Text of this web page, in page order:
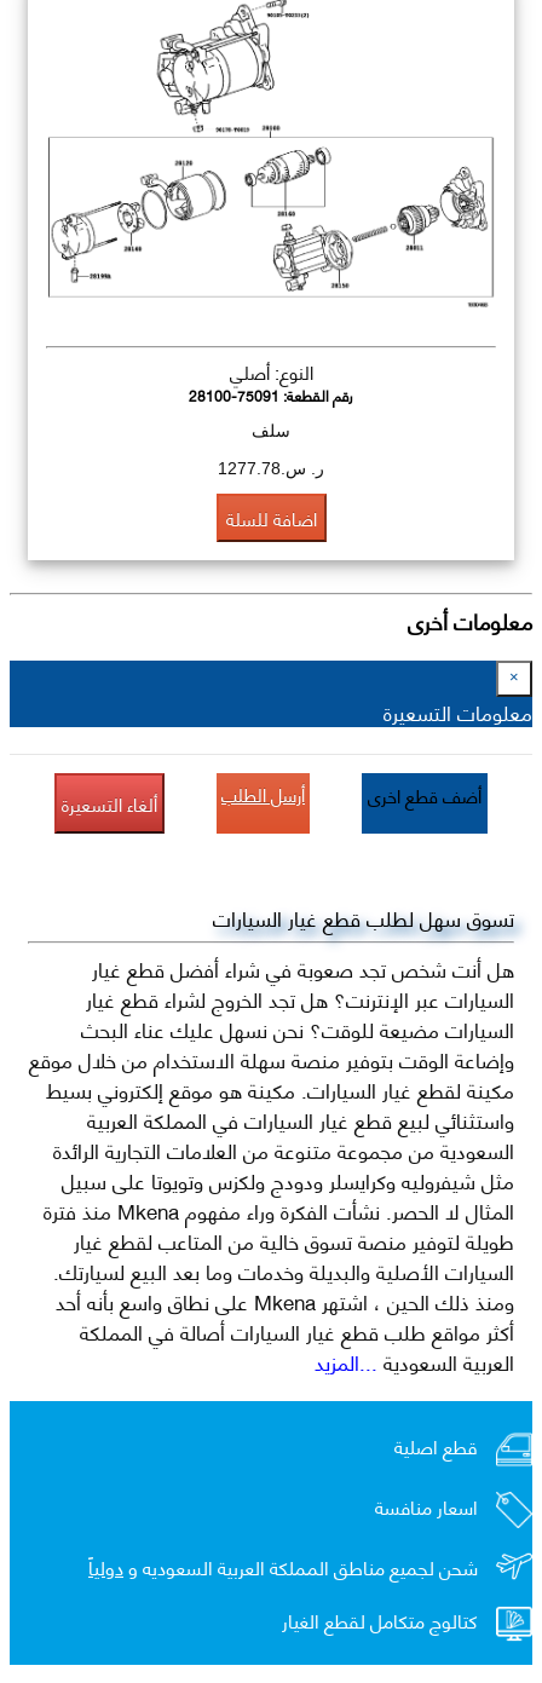
النوع: أصلي
رقم القطعة:28100-75091
سلف
ر. س.1277.78
اضافة للسلة
معلومات أخرى
×
معلومات التسعيرة
أضف قطع اخرى أرسل الطلب ألغاء التسعيرة
تسوق سهل لطلب قطع غيار السيارات
هل أنت شخص تجد صعوبة في شراء أفضل قطع غيار
السيارات عبر الإنترنت؟ هل تجد الخروج لشراء قطع غيار
السيارات مضيعة للوقت؟ نحن نسهل عليك عناء البحث
وإضاعة الوقت بتوفير منصة سهلة الاستخدام من خلال موقع
مكينة لقطع غيار السيارات. مكينة هو موقع إلكتروني بسيط
واستثنائي لبيع قطع غيار السيارات في المملكة العربية
السعودية من مجموعة متنوعة من العلامات التجارية الرائدة
مثل شيفروليه وكرايسلر ودودج ولكزس وتويوتا على سبيل
المثال لا الحصر. نشأت الفكرة وراء مفهوم Mkena منذ فترة
طويلة لتوفير منصة تسوق خالية من المتاعب لقطع غيار
السيارات الأصلية والبديلة وخدمات وما بعد البيع لسيارتك.
ومنذ ذلك الحين ، اشتهر Mkena على نطاق واسع بأنه أحد
أكثر مواقع طلب قطع غيار السيارات أصالة في المملكة
العربية السعودية...المزيد
قطع اصلية
اسعار منافسة
شحن لجميع مناطق المملكة العربية السعوديه ودولياً
كتالوج متكامل لقطع الغيار